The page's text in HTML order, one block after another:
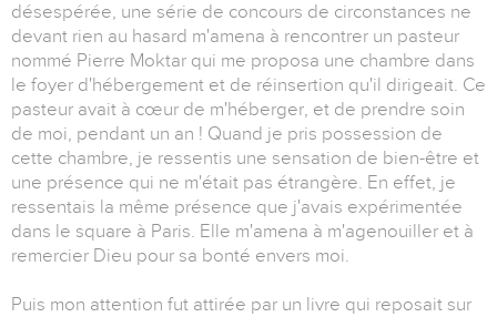
désespérée, une série de concours de circonstances ne
devant rien au hasard m'amena à rencontrer un pasteur
nommé Pierre Moktar qui me proposa une chambre dans
le foyer d'hébergement et de réinsertion qu'il dirigeait. Ce
pasteur avait à cœur de m'héberger, et de prendre soin
de moi, pendant un an ! Quand je pris possession de
cette chambre, je ressentis une sensation de bien-être et
une présence qui ne m'était pas étrangère. En effet, je
ressentais la même présence que j'avais expérimentée
dans le square à Paris. Elle m'amena à m'agenouiller et à
remercier Dieu pour sa bonté envers moi.
Puis mon attention fut attirée par un livre qui reposait sur